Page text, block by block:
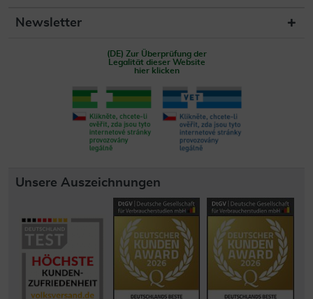
Newsletter
(DE) Zur Überprüfung der
Legalität dieser Website
hier klicken
Unsere Auszeichnungen